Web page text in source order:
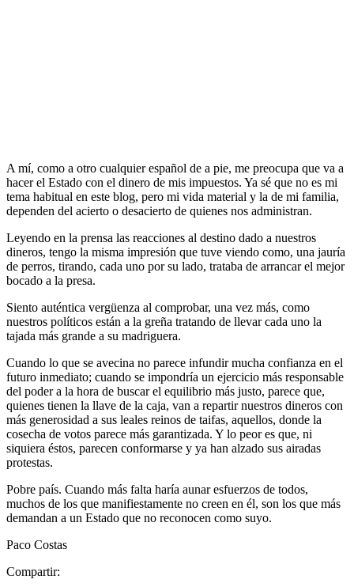
A mí, como a otro cualquier español de a pie, me preocupa que va a
hacer el Estado con el dinero de mis impuestos. Ya sé que no es mi
tema habitual en este blog, pero mi vida material y la de mi familia,
dependen del acierto o desacierto de quienes nos administran.
Leyendo en la prensa las reacciones al destino dado a nuestros
dineros, tengo la misma impresión que tuve viendo como, una jauría
de perros, tirando, cada uno por su lado, trataba de arrancar el mejor
bocado a la presa.
Siento auténtica vergüenza al comprobar, una vez más, como
nuestros políticos están a la greña tratando de llevar cada uno la
tajada más grande a su madriguera.
Cuando lo que se avecina no parece infundir mucha confianza en el
futuro inmediato; cuando se impondría un ejercicio más responsable
del poder a la hora de buscar el equilibrio más justo, parece que,
quienes tienen la llave de la caja, van a repartir nuestros dineros con
más generosidad a sus leales reinos de taifas, aquellos, donde la
cosecha de votos parece más garantizada. Y lo peor es que, ni
siquiera éstos, parecen conformarse y ya han alzado sus airadas
protestas.
Pobre país. Cuando más falta haría aunar esfuerzos de todos,
muchos de los que manifiestamente no creen en él, son los que más
demandan a un Estado que no reconocen como suyo.
Paco Costas
Compartir: